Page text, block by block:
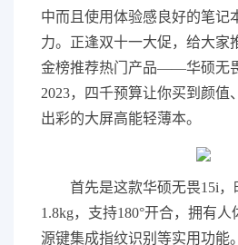
中而且使用体验感良好的笔记
力。正逢双十一大促，给大家
金榜推荐热门产品——华硕无
2023，四千预算让你买到颜值
出彩的大屏高能轻薄本。
首先是这款华硕无畏15i
1.8kg，支持180°开合，拥有
源键集成指纹识别等实用功能